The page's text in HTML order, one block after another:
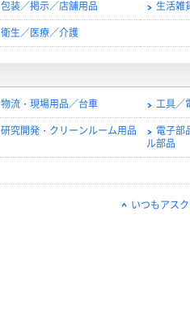
包装／掲示／店舗用品 生活雑
衛生／医療／介護
物流・現場用品／台車 工具／
研究開発・クリーンルーム用品
電子部
ル部品
いつもアス